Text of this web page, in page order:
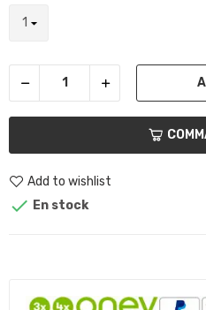
Add to wishlist
 En stock